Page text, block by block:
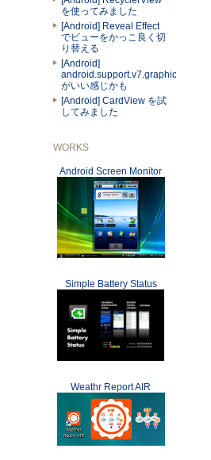
を使ってみました
[Android] Reveal Effect
でビューをかっこ良く切
り替える
[Android]
android.support.v7.graphics.Palette
がいい感じかも
[Android] CardView を試
してみました
WORKS
Android Screen Monitor
Simple Battery Status
Weathr Report AIR